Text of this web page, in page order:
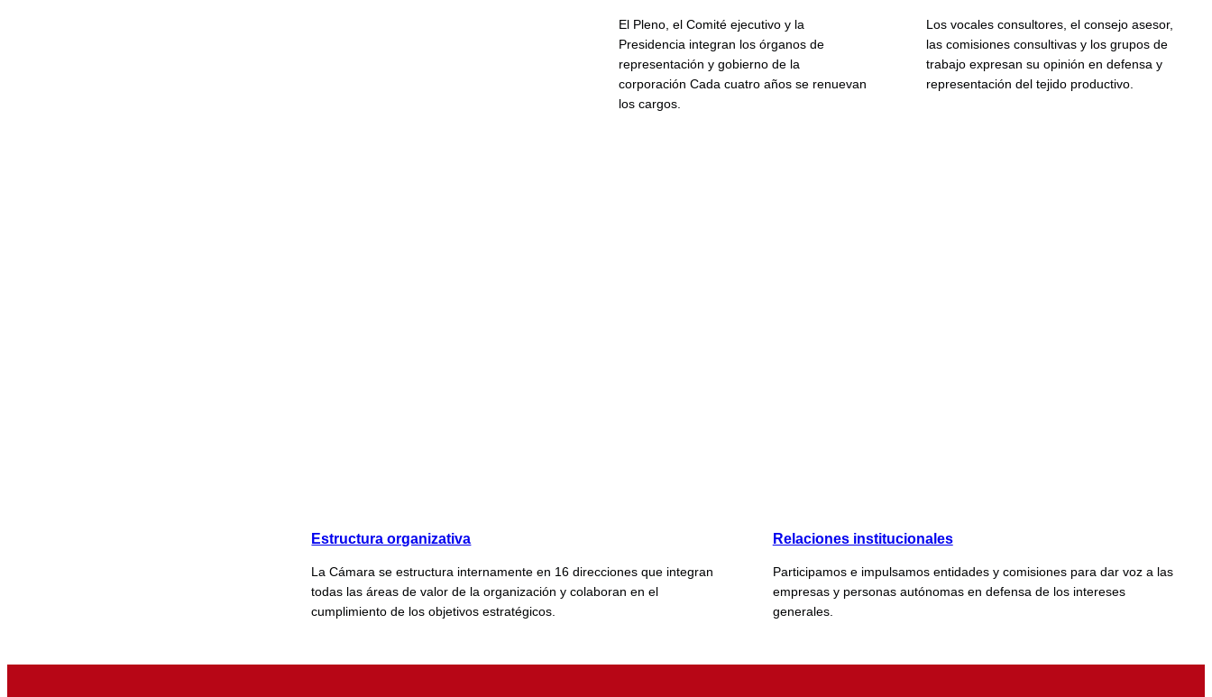
El Pleno, el Comité ejecutivo y la
Presidencia integran los órganos de
representación y gobierno de la
corporación Cada cuatro años se renuevan
los cargos.
Los vocales consultores, el consejo asesor,
las comisiones consultivas y los grupos de
trabajo expresan su opinión en defensa y
representación del tejido productivo.
Estructura organizativa
La Cámara se estructura internamente en 16 direcciones que integran
todas las áreas de valor de la organización y colaboran en el
cumplimiento de los objetivos estratégicos.
Relaciones institucionales
Participamos e impulsamos entidades y comisiones para dar voz a las
empresas y personas autónomas en defensa de los intereses
generales.